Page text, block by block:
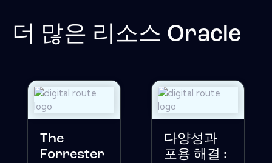
더 많은 리소스 Oracle
The
Forrester
다양성과
포용 해결 :